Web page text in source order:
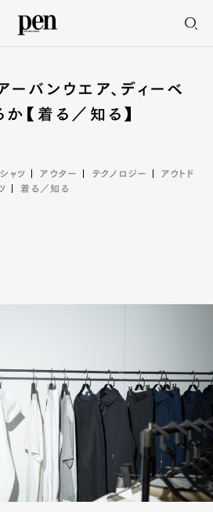
ーバンウエア、ディーベ
【着る／知る】
ャツ アウター テクノロジー
アウトド
着る／知る